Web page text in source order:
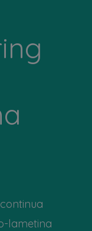
lametina